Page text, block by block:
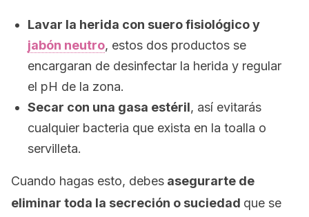
Lavar la herida con suero fisiológico y
jabón neutro, estos dos productos se
encargaran de desinfectar la herida y regular
el pH de la zona.
Secar con una gasa estéril, así evitarás
cualquier bacteria que exista en la toalla o
servilleta.
Cuando hagas esto, debes asegurarte de
eliminar toda la secreción o suciedad que se